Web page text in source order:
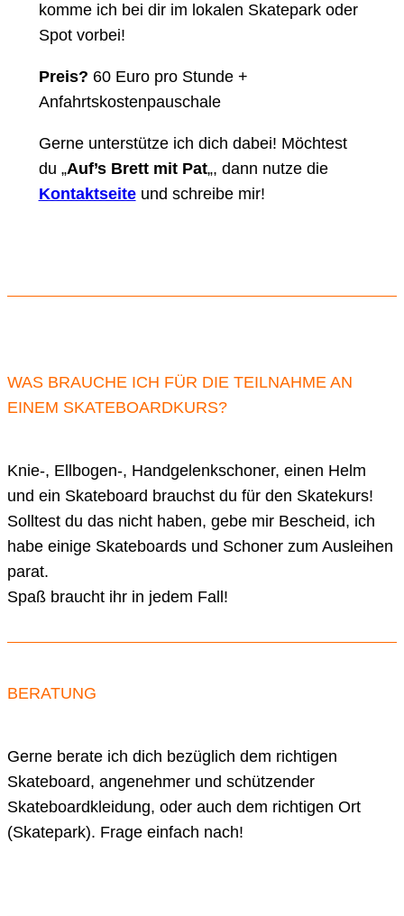
komme ich bei dir im lokalen Skatepark oder
Spot vorbei!
Preis? 60 Euro pro Stunde +
Anfahrtskostenpauschale
Gerne unterstütze ich dich dabei! Möchtest
du „Auf’s Brett mit Pat„, dann nutze die
Kontaktseiteund schreibe mir!
WAS BRAUCHE ICH FÜR DIE TEILNAHME AN
EINEM SKATEBOARDKURS?
Knie-, Ellbogen-, Handgelenkschoner, einen Helm
und ein Skateboard brauchst du für den Skatekurs!
Solltest du das nicht haben, gebe mir Bescheid, ich
habe einige Skateboards und Schoner zum Ausleihen
parat.
Spaß braucht ihr in jedem Fall!
BERATUNG
Gerne berate ich dich bezüglich dem richtigen
Skateboard, angenehmer und schützender
Skateboardkleidung, oder auch dem richtigen Ort
(Skatepark). Frage einfach nach!